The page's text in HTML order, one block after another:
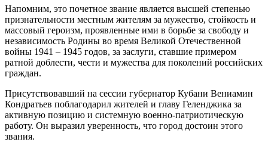
Напомним, это почетное звание является высшей степенью
признательности местным жителям за мужество, стойкость и
массовый героизм, проявленные ими в борьбе за свободу и
независимость Родины во время Великой Отечественной
войны 1941 – 1945 годов, за заслуги, ставшие примером
ратной доблести, чести и мужества для поколений российских
граждан.
Присутствовавший на сессии губернатор Кубани Вениамин
Кондратьев поблагодарил жителей и главу Геленджика за
активную позицию и системную военно-патриотическую
работу. Он выразил уверенность, что город достоин этого
звания.